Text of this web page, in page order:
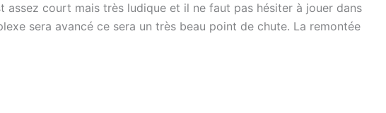
assez court mais très ludique et il ne faut pas hésiter à jouer dans
sera avancé ce sera un très beau point de chute. La remontée